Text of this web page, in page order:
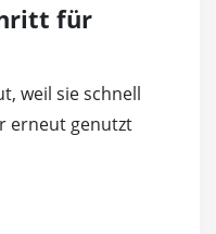
für
weil sie schnell
erneut genutzt